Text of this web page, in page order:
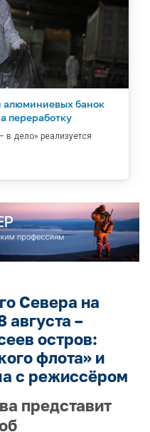
алюминиевых банок
переработку
в дело» реализуется
Севера на
–
остров:
флота» и
с режиссёром
представит